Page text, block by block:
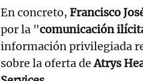
En concreto, Francisco
por la "comunicación
información privilegiada
sobre la oferta deAtrys